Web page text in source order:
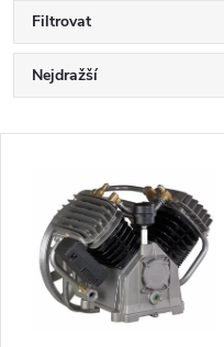
Filtrovat
Ř
a
Nejdražší
Abecedně